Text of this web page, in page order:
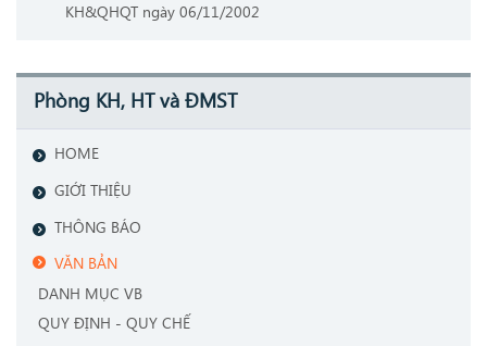
KH&QHQT ngày 06/11/2002
Phòng KH, HT và ĐMST
HOME
GIỚI THIỆU
THÔNG BÁO
VĂN BẢN
DANH MỤC VB
QUY ĐỊNH - QUY CHẾ